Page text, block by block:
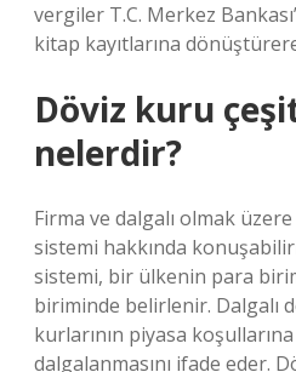
vergiler T.C. Merkez
kitap kayıtlarına
Döviz kuru
nelerdir?
Firma ve dalgalı olmak
sistemi hakkında
sistemi, bir ülkenin para
biriminde belirlenir. Dalgalı
kurlarının piyasa
dalgalanmasını ifade eder.